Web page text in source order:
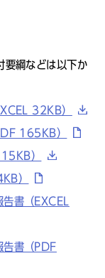
要綱などは以下か
32KB）
165KB）
）
）
書（EXCEL
告書（PDF